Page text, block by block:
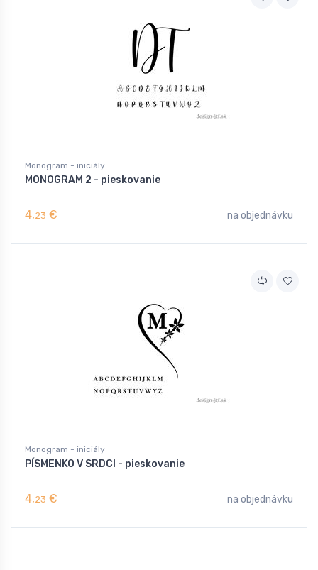
Monogram - iniciály
MONOGRAM 2 - pieskovanie
4,23 € na objednávku
Monogram - iniciály
PÍSMENKO V SRDCI - pieskovanie
4,23 € na objednávku